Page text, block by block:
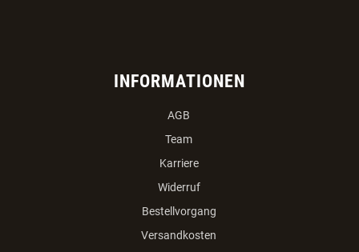
INFORMATIONEN
AGB
Team
Karriere
Widerruf
Bestellvorgang
Versandkosten